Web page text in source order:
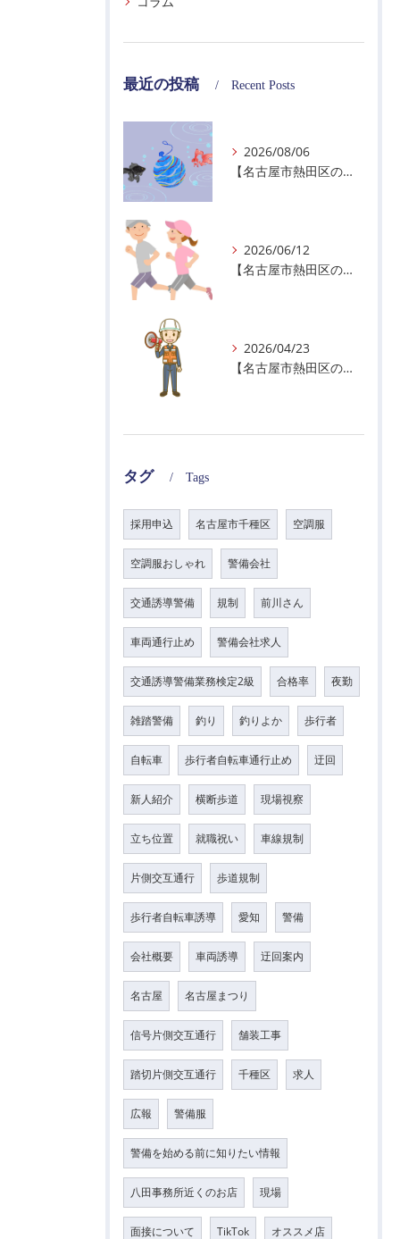
最近の投稿 Recent Posts
2026/08/06
【名古屋市熱田区の警備会社】夏季休業のお知らせ
2026/06/12
【名古屋市熱田区の警備会社】暑熱順化で熱中症対策を！
2026/04/23
【名古屋市熱田区の警備会社】GWの面接状況について！
タグ Tags
採用申込 名古屋市千種区 空調服
空調服おしゃれ 警備会社
交通誘導警備 規制 前川さん
車両通行止め 警備会社求人
交通誘導警備業務検定2級 合格率 夜勤
雑踏警備 釣り 釣りよか 歩行者
自転車 歩行者自転車通行止め 迂回
新人紹介 横断歩道 現場視察
立ち位置 就職祝い 車線規制
片側交互通行 歩道規制
歩行者自転車誘導 愛知 警備
会社概要 車両誘導 迂回案内
名古屋 名古屋まつり
信号片側交互通行 舗装工事
踏切片側交互通行 千種区 求人
広報 警備服
警備を始める前に知りたい情報
八田事務所近くのお店 現場
面接について TikTok オススメ店